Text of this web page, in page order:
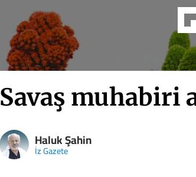
Savaş muhabiri
Haluk Şahin
İz Gazete